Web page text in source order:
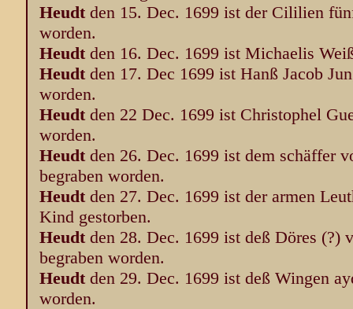
Heudt den 15. Dec. 1699 ist der Cililien
worden.
Heudt den 16. Dec. 1699 ist Michaelis
Heudt den 17. Dec 1699 ist Hanß Jacob
worden.
Heudt den 22 Dec. 1699 ist Christophel
worden.
Heudt den 26. Dec. 1699 ist dem schäffer
begraben worden.
Heudt den 27. Dec. 1699 ist der armen
Kind gestorben.
Heudt den 28. Dec. 1699 ist deß Döres (?)
begraben worden.
Heudt den 29. Dec. 1699 ist deß Wingen
worden.